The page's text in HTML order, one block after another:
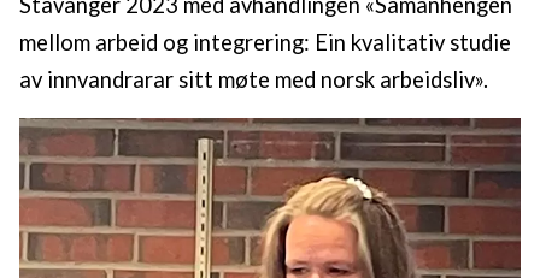
mellom arbeid og integrering: Ein kvalitativ studie
av innvandrarar sitt møte med norsk arbeidsliv».